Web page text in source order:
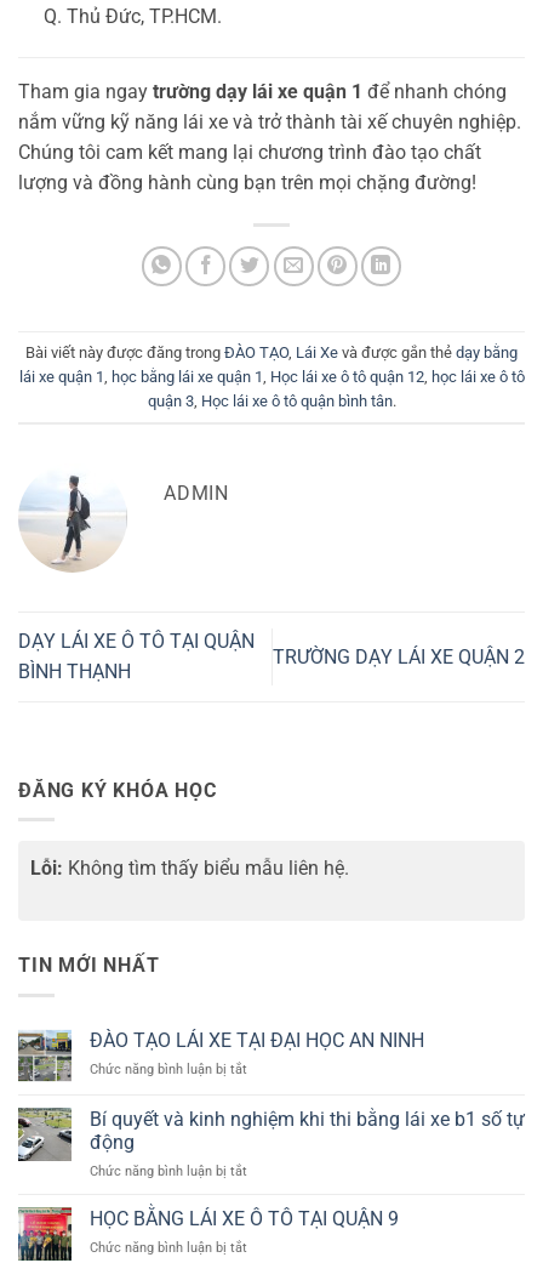
Q. Thủ Đức, TP.HCM.
Tham gia ngay trường dạy lái xe quận 1 để nhanh chóng
nắm vững kỹ năng lái xe và trở thành tài xế chuyên nghiệp.
Chúng tôi cam kết mang lại chương trình đào tạo chất
lượng và đồng hành cùng bạn trên mọi chặng đường!
Bài viết này được đăng trong ĐÀO TẠO, Lái Xe và được gắn thẻ dạy bằng
lái xe quận 1 học bằng lái xe quận 1 Học lái xe ô tô quận 12, học lái xe ô tô
quận 3, Học lái xe ô tô quận bình tân.
ADMIN
DẠY LÁI XE Ô TÔ TẠI QUẬN
BÌNH THẠNH
TRƯỜNG DẠY LÁI XE QUẬN 2
ĐĂNG KÝ KHÓA HỌC
Lỗi: Không tìm thấy biểu mẫu liên hệ.
TIN MỚI NHẤT
ĐÀO TẠO LÁI XE TẠI ĐẠI HỌC AN NINH
Chức năng bình luận bị tắt
TẠO
LÁI
HỌC
NINH
Bí quyết và kinh nghiệm khi thi bằng lái xe b1 số tự
động
Chức năng bình luận bị tắt
quyết
kinh
HỌC BẰNG LÁI XE Ô TÔ TẠI QUẬN 9
Chức năng bình luận bị tắt